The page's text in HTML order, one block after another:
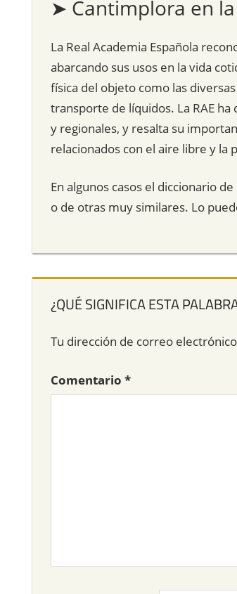
➤ Cantimplora en la
La Real Academia Española
abarcando sus usos en la vida
física del objeto como las
transporte de líquidos. La RAE
y regionales, y resalta su
relacionados con el aire libre y la
En algunos casos el diccionario
o de otras muy similares. Lo
¿QUÉ SIGNIFICA ESTA
Tu dirección de correo
Comentario *